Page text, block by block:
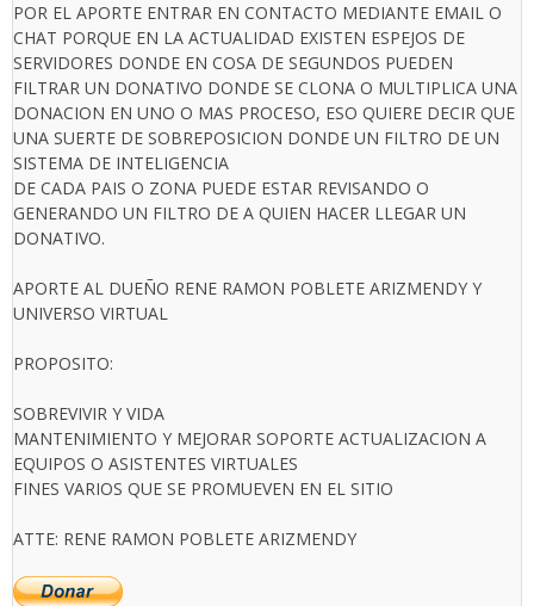
POR EL APORTE ENTRAR EN CONTACTO MEDIANTE EMAIL O
CHAT PORQUE EN LA ACTUALIDAD EXISTEN ESPEJOS DE
SERVIDORES DONDE EN COSA DE SEGUNDOS PUEDEN
FILTRAR UN DONATIVO DONDE SE CLONA O MULTIPLICA UNA
DONACION EN UNO O MAS PROCESO, ESO QUIERE DECIR QUE
UNA SUERTE DE SOBREPOSICION DONDE UN FILTRO DE UN
SISTEMA DE INTELIGENCIA
DE CADA PAIS O ZONA PUEDE ESTAR REVISANDO O
GENERANDO UN FILTRO DE A QUIEN HACER LLEGAR UN
DONATIVO.
APORTE AL DUEÑO RENE RAMON POBLETE ARIZMENDY Y
UNIVERSO VIRTUAL
PROPOSITO:
SOBREVIVIR Y VIDA
MANTENIMIENTO Y MEJORAR SOPORTE ACTUALIZACION A
EQUIPOS O ASISTENTES VIRTUALES
FINES VARIOS QUE SE PROMUEVEN EN EL SITIO
ATTE: RENE RAMON POBLETE ARIZMENDY